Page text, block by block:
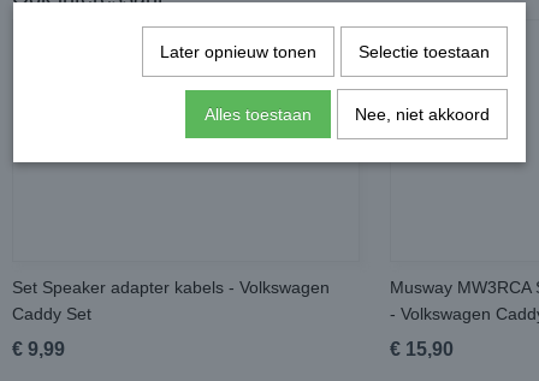
Set Speaker adapter kabels - Volkswagen
Caddy Set
€ 9,99
Musway MW3RCA
- Volkswagen
€ 15,90
Later opnieuw tonen Selectie toestaan
Alles toestaan Nee, niet akkoord